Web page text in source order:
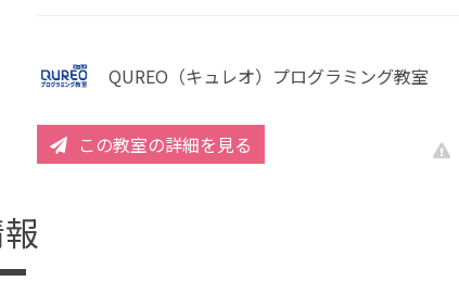
QUREO（キュレオ）プログラミング教室
この教室の詳細を見る